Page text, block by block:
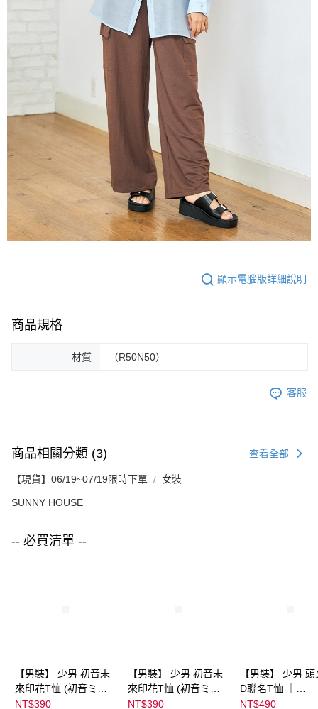
顯示電腦版詳細說明
商品規格
材質 （R50N50）
客服
商品相關分類 (3) 查看全部
【現貨】06/19~07/19限時下單 女裝
SUNNY HOUSE
-- 必買清單 --
【男裝】 少男 初音未
來印花T恤 (初音ミク)
｜
NT$390
【男裝】 少男 初音未
來印花T恤 (初音ミク)
｜
NT$390
【男裝】 少男
D聯名T恤 ｜
NT$490